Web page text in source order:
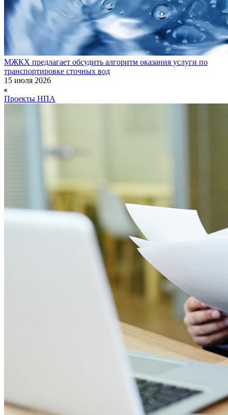
МЖКХ предлагает обсудить алгоритм оказания услуги по
транспортировке сточных вод
15 июля 2026
Проекты НПА